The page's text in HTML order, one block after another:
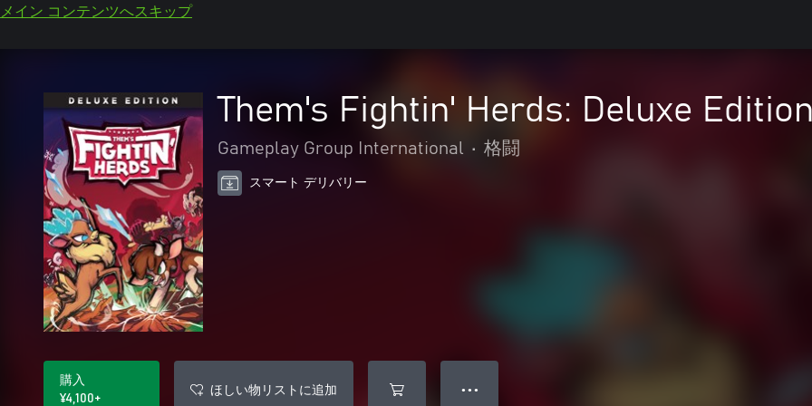
メイン コンテンツへスキップ
Them's Fightin' Herds: Deluxe
Gameplay Group International • 格闘
スマート デリバリー
購入
¥4,100+
ほしい物リストに追加 ● ● ●